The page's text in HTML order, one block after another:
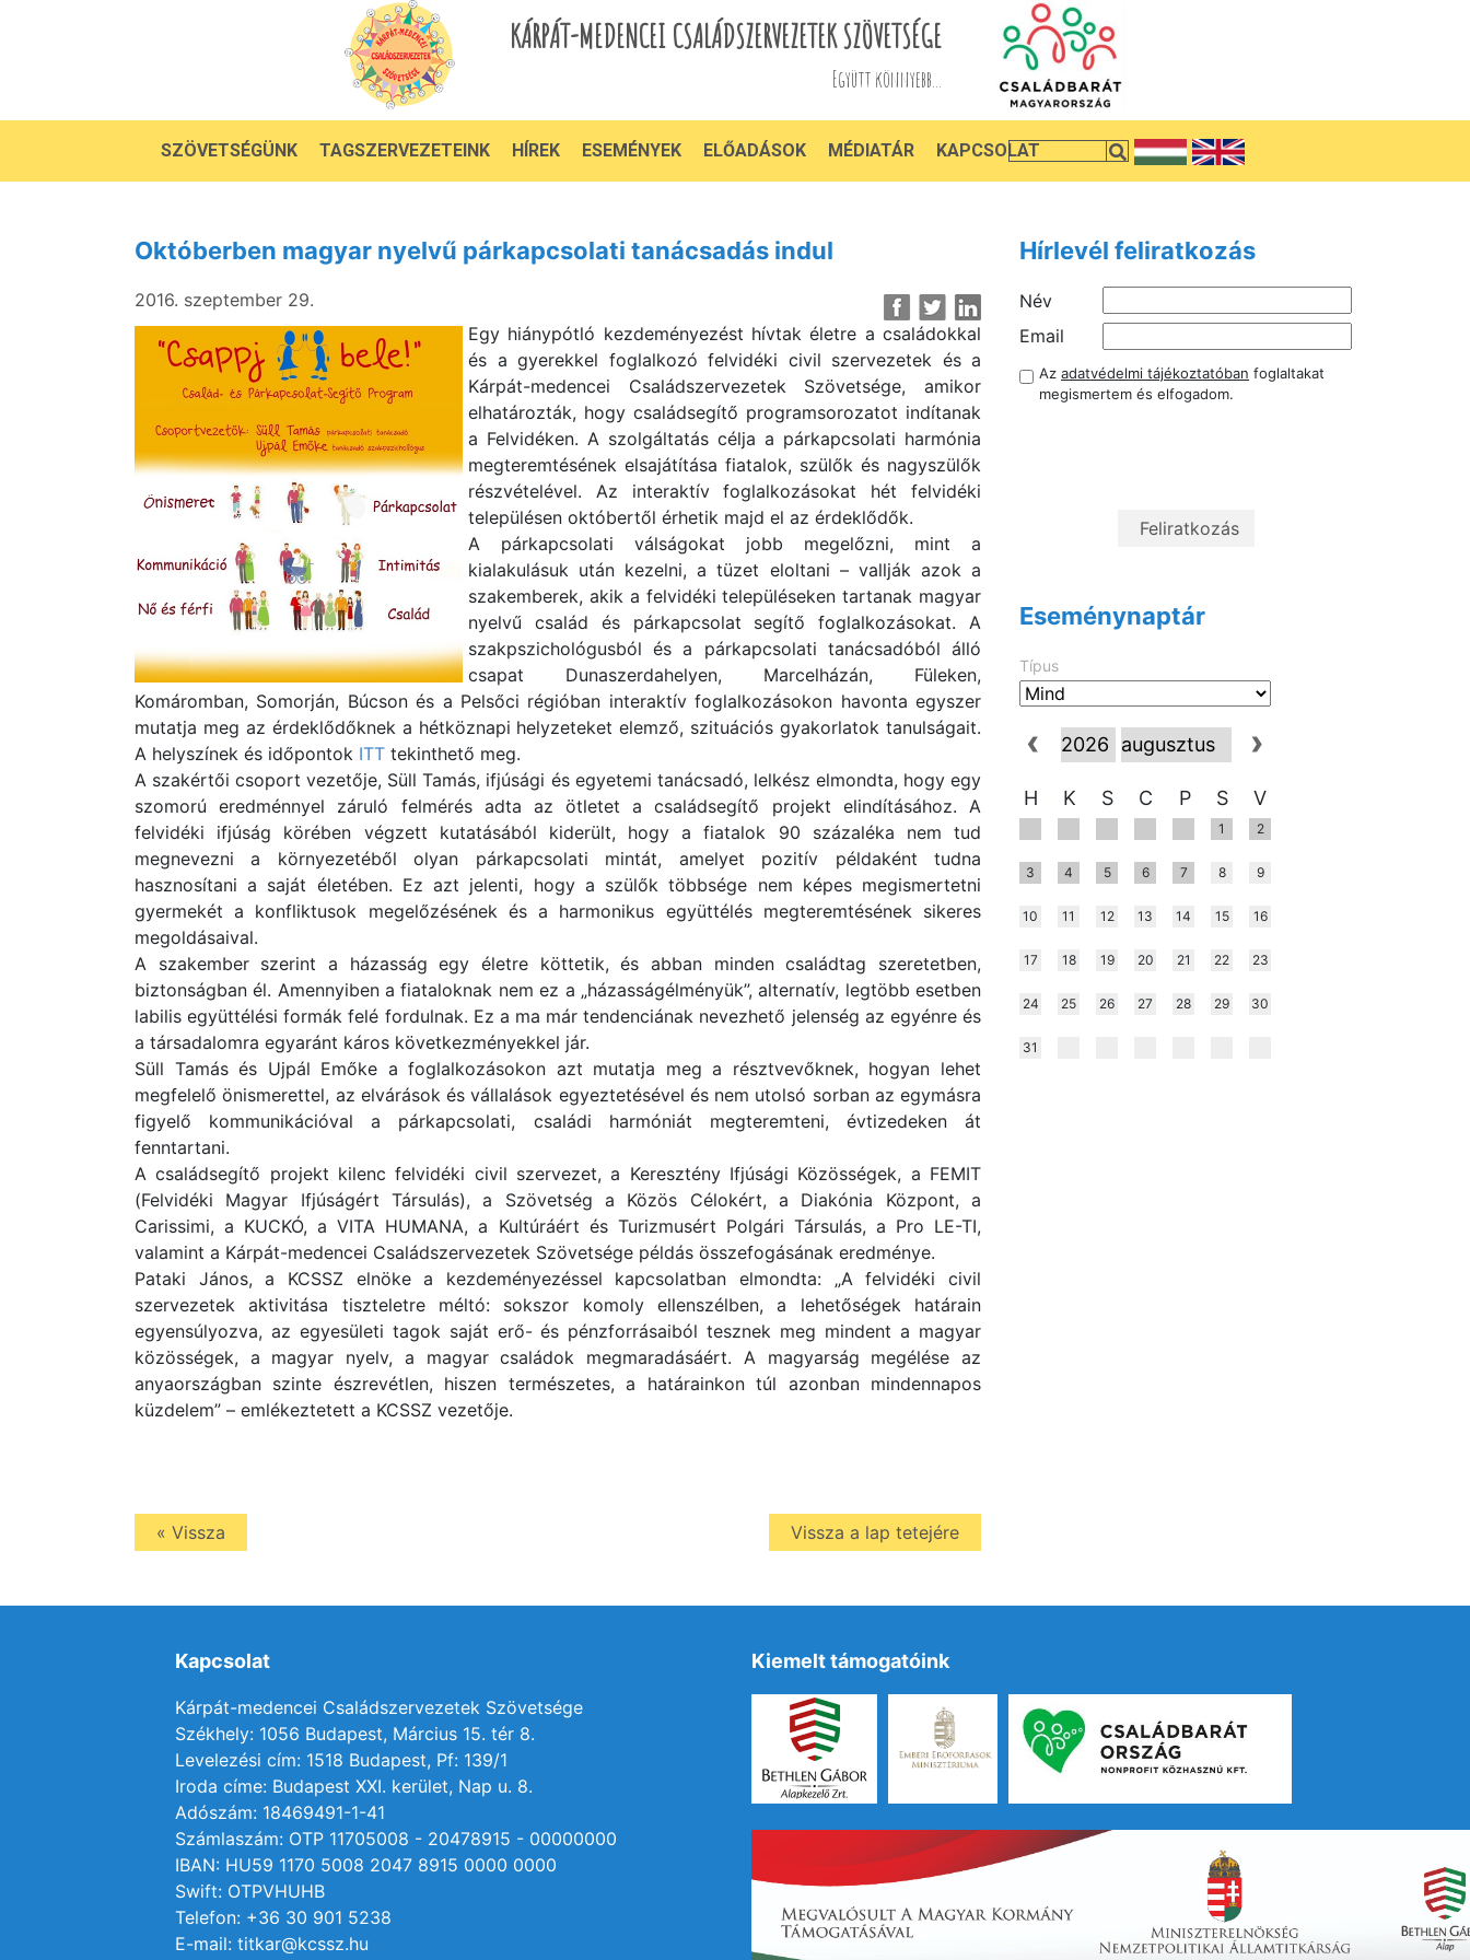
KÁRPÁT-MEDENCEI CSALÁDSZERVEZETEK SZÖVETSÉGE
Együtt könnyebb...
SZÖVETSÉGÜNK TAGSZERVEZETEINK HÍREK ESEMÉNYEK ELŐADÁSOK MÉDIATÁR KAPCSOLAT
Októberben magyar nyelvű párkapcsolati tanácsadás indul
2016. szeptember 29.
Egy hiánypótló kezdeményezést hívtak életre a családokkal
és a gyerekkel foglalkozó felvidéki civil szervezetek és a
Kárpát-medencei Családszervezetek Szövetsége, amikor
elhatározták, hogy családsegítő programsorozatot indítanak
a Felvidéken. A szolgáltatás célja a párkapcsolati harmónia
megteremtésének elsajátítása fiatalok, szülők és nagyszülők
részvételével. Az interaktív foglalkozásokat hét felvidéki
településen októbertől érhetik majd el az érdeklődők.
A párkapcsolati válságokat jobb megelőzni, mint a
kialakulásuk után kezelni, a tüzet eloltani – vallják azok a
szakemberek, akik a felvidéki településeken tartanak magyar
nyelvű család és párkapcsolat segítő foglalkozásokat. A
szakpszichológusból és a párkapcsolati tanácsadóból álló
csapat Dunaszerdahelyen, Marcelházán, Füleken,
Komáromban, Somorján, Búcson és a Pelsőci régióban interaktív foglalkozásokon havonta egyszer
mutatja meg az érdeklődőknek a hétköznapi helyzeteket elemző, szituációs gyakorlatok tanulságait.
A helyszínek és időpontok ITT tekinthető meg.
A szakértői csoport vezetője, Süll Tamás, ifjúsági és egyetemi tanácsadó, lelkész elmondta, hogy egy
szomorú eredménnyel záruló felmérés adta az ötletet a családsegítő projekt elindításához. A
felvidéki ifjúság körében végzett kutatásából kiderült, hogy a fiatalok 90 százaléka nem tud
megnevezni a környezetéből olyan párkapcsolati mintát, amelyet pozitív példaként tudna
hasznosítani a saját életében. Ez azt jelenti, hogy a szülők többsége nem képes megismertetni
gyermekét a konfliktusok megelőzésének és a harmonikus együttélés megteremtésének sikeres
megoldásaival.
A szakember szerint a házasság egy életre köttetik, és abban minden családtag szeretetben,
biztonságban él. Amennyiben a fiataloknak nem ez a „házasságélményük”, alternatív, legtöbb esetben
labilis együttélési formák felé fordulnak. Ez a ma már tendenciának nevezhető jelenség az egyénre és
a társadalomra egyaránt káros következményekkel jár.
Süll Tamás és Ujpál Emőke a foglalkozásokon azt mutatja meg a résztvevőknek, hogyan lehet
megfelelő önismerettel, az elvárások és vállalások egyeztetésével és nem utolsó sorban az egymásra
figyelő kommunikációval a párkapcsolati, családi harmóniát megteremteni, évtizedeken át
fenntartani.
A családsegítő projekt kilenc felvidéki civil szervezet, a Keresztény Ifjúsági Közösségek, a FEMIT
(Felvidéki Magyar Ifjúságért Társulás), a Szövetség a Közös Célokért, a Diakónia Központ, a
Carissimi, a KUCKÓ, a VITA HUMANA, a Kultúráért és Turizmusért Polgári Társulás, a Pro LE-TI,
valamint a Kárpát-medencei Családszervezetek Szövetsége példás összefogásának eredménye.
Pataki János, a KCSSZ elnöke a kezdeményezéssel kapcsolatban elmondta: „A felvidéki civil
szervezetek aktivitása tiszteletre méltó: sokszor komoly ellenszélben, a lehetőségek határain
egyensúlyozva, az egyesületi tagok saját erő- és pénzforrásaiból tesznek meg mindent a magyar
közösségek, a magyar nyelv, a magyar családok megmaradásáért. A magyarság megélése az
anyaországban szinte észrevétlen, hiszen természetes, a határainkon túl azonban mindennapos
küzdelem” – emlékeztetett a KCSSZ vezetője.
« Vissza Vissza a lap tetejére
Hírlevél feliratkozás
Név
Email
Az adatvédelmi tájékoztatóban foglaltakat
megismertem és elfogadom.
Eseménynaptár
Típus
H K S C P S V
1 2
3 4 5 6 7 8 9
10 11 12 13 14 15 16
17 18 19 20 21 22 23
24 25 26 27 28 29 30
31
Kapcsolat
Kárpát-medencei Családszervezetek Szövetsége
Székhely: 1056 Budapest, Március 15. tér 8.
Levelezési cím: 1518 Budapest, Pf: 139/1
Iroda címe: Budapest XXI. kerület, Nap u. 8.
Adószám: 18469491-1-41
Számlaszám: OTP 11705008 - 20478915 - 00000000
IBAN: HU59 1170 5008 2047 8915 0000 0000
Swift: OTPVHUHB
Telefon: +36 30 901 5238
E-mail: titkar@kcssz.hu
Kiemelt támogatóink